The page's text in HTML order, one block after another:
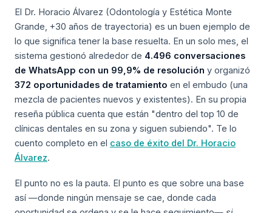
El Dr. Horacio Álvarez (Odontología y Estética Monte
Grande, +30 años de trayectoria) es un buen ejemplo de
lo que significa tener la base resuelta. En un solo mes, el
sistema gestionó alrededor de 4.496 conversaciones
de WhatsApp con un 99,9% de resolución y organizó
372 oportunidades de tratamiento en el embudo (una
mezcla de pacientes nuevos y existentes). En su propia
reseña pública cuenta que están "dentro del top 10 de
clínicas dentales en su zona y siguen subiendo". Te lo
cuento completo en el caso de éxito del Dr. Horacio
Álvarez.
El punto no es la pauta. El punto es que sobre una base
así —donde ningún mensaje se cae, donde cada